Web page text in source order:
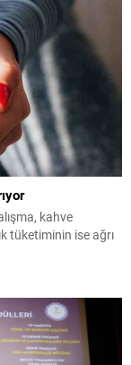
kahve
tüketiminin ise ağrı